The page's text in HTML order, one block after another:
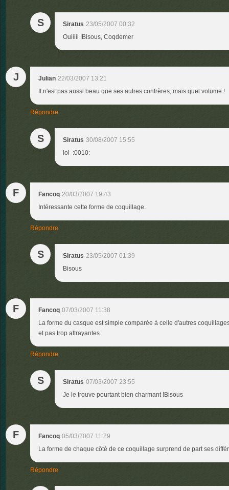
S Siratus 23/05/2007 00:32
Ouiiiii !Bisous, Coqdemer
J Julian 22/03/2007 13:21
Il n'est pas aussi beau que ses autres confrères, mais quel volume !
Répondre
S Siratus 30/08/2007 15:55
lol :0010:
F Fancoq 20/03/2007 19:43
Intéressante cette forme de coquillage.
Répondre
S Siratus 23/05/2007 01:39
Bisous
F Fancoq 07/03/2007 11:38
La forme du casque est simple comparée à celle d'autres
et pas trop attrayantes.
Répondre
S Siratus 07/03/2007 23:55
Je le trouve pourtant bien charmant !Bisous
F Fancoq 05/03/2007 11:29
La forme de chaque côté de ce coquillage surprend de part ses
Répondre